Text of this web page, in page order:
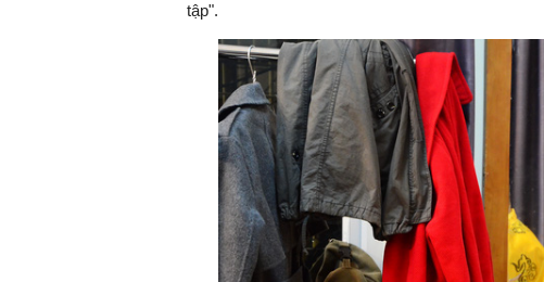
tập".
TS. Nguyễn Đức Độ - Phó Viện trưởng
Viện Kinh tế Tài chính